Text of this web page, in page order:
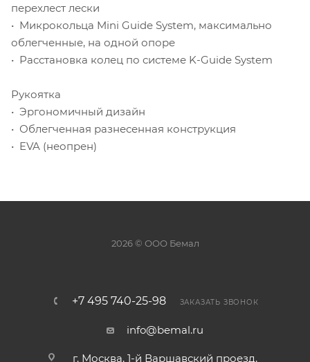
перехлест лески
• Микрокольца Mini Guide System, максимально
облегченные, на одной опоре
• Расстановка колец по системе K-Guide System
Рукоятка
• Эргономичный дизайн
• Облегченная разнесенная конструкция
• EVA (неопрен)
2026 © ООО Бемал
+7 495 740-25-98 ЗАКАЗАТЬ ЗВОНОК
info@bemal.ru
г. Москва, 1-й Варшавский проезд,